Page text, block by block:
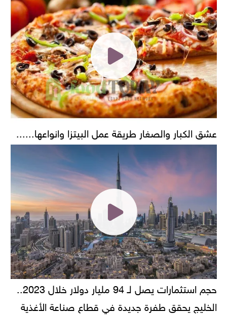
عشق الكبار والصغار طريقة عمل البيتزا وانواعها......
حجم استثمارات يصل لـ 94 مليار دولار خلال 2023..
الخليج يحقق طفرة جديدة في قطاع صناعة الأغذية